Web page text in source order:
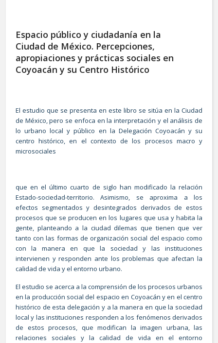
Espacio público y ciudadanía en la
Ciudad de México. Percepciones,
apropiaciones y prácticas sociales en
Coyoacán y su Centro Histórico
El estudio que se presenta en este libro se sitúa en la Ciudad
de México, pero se enfoca en la interpretación y el análisis de
lo urbano local y público en la Delegación Coyoacán y su
centro histórico, en el contexto de los procesos macro y
microsociales
que en el último cuarto de siglo han modificado la relación
Estado-sociedad-territorio. Asimismo, se aproxima a los
efectos segmentados y desintegrados derivados de estos
procesos que se producen en los lugares que usa y habita la
gente, planteando a la ciudad dilemas que tienen que ver
tanto con las formas de organización social del espacio como
con la manera en que la sociedad y las instituciones
intervienen y responden ante los problemas que afectan la
calidad de vida y el entorno urbano.
El estudio se acerca a la comprensión de los procesos urbanos
en la producción social del espacio en Coyoacán y en el centro
histórico de esta delegación y a la manera en que la sociedad
local y las instituciones responden a los fenómenos derivados
de estos procesos, que modifican la imagen urbana, las
relaciones sociales y la calidad de vida en el entorno